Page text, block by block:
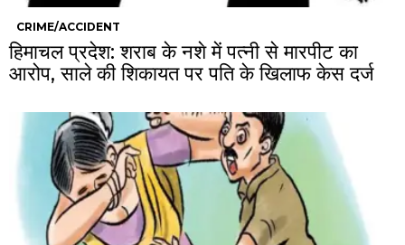
CRIME/ACCIDENT
हिमाचल प्रदेश: शराब के नशे में पत्नी से मारपीट का
आरोप, साले की शिकायत पर पति के खिलाफ केस दर्ज